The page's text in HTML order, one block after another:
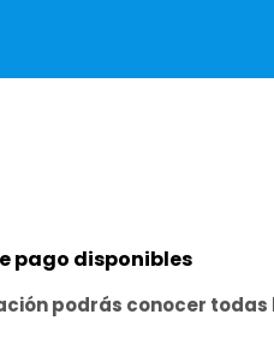
pago disponibles
podrás conocer